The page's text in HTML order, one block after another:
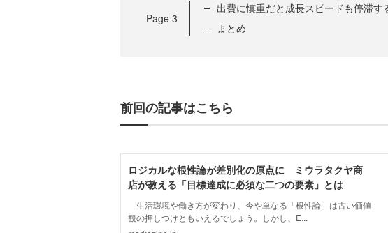
Page 3
出費に慎重だと成長スピードも停滞
まとめ
前回の記事はこちら